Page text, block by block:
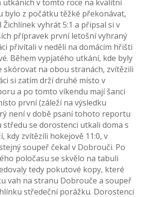
utkáních v tomto roce na kvalitní
bylo z počátku těžké překonávat,
vyhrát 5:1 a připsal si v
přípravek první letošní vyhraný
přivítali v neděli na domácím hřišti
Během vypjatého utkání, kde byly
skórovat na obou stranách, zvítězili
si zatím drží druhé místo v
a po tomto víkendu mají šanci
první (záleží na výsledku
není v době psaní tohoto reportu
středu se dorostenci utkali doma s
kdy zvítězili hokejově 11:0, v
soupeř čekal v Dobrouči. Po
poločasu se skvělo na tabuli
tedy pokutové kopy, které
vah na stranu Dobrouče a soupeř
středeční porážku. Dorostenci